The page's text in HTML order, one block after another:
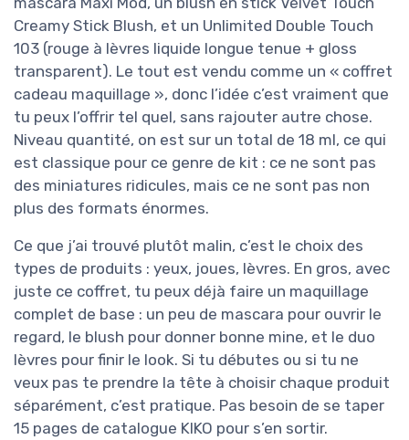
Creamy Stick Blush, et un Unlimited Double Touch
103 (rouge à lèvres liquide longue tenue + gloss
transparent). Le tout est vendu comme un « coffret
cadeau maquillage », donc l’idée c’est vraiment que
tu peux l’offrir tel quel, sans rajouter autre chose.
Niveau quantité, on est sur un total de 18 ml, ce qui
est classique pour ce genre de kit : ce ne sont pas
des miniatures ridicules, mais ce ne sont pas non
plus des formats énormes.
Ce que j’ai trouvé plutôt malin, c’est le choix des
types de produits : yeux, joues, lèvres. En gros, avec
juste ce coffret, tu peux déjà faire un maquillage
complet de base : un peu de mascara pour ouvrir le
regard, le blush pour donner bonne mine, et le duo
lèvres pour finir le look. Si tu débutes ou si tu ne
veux pas te prendre la tête à choisir chaque produit
séparément, c’est pratique. Pas besoin de se taper
15 pages de catalogue KIKO pour s’en sortir.